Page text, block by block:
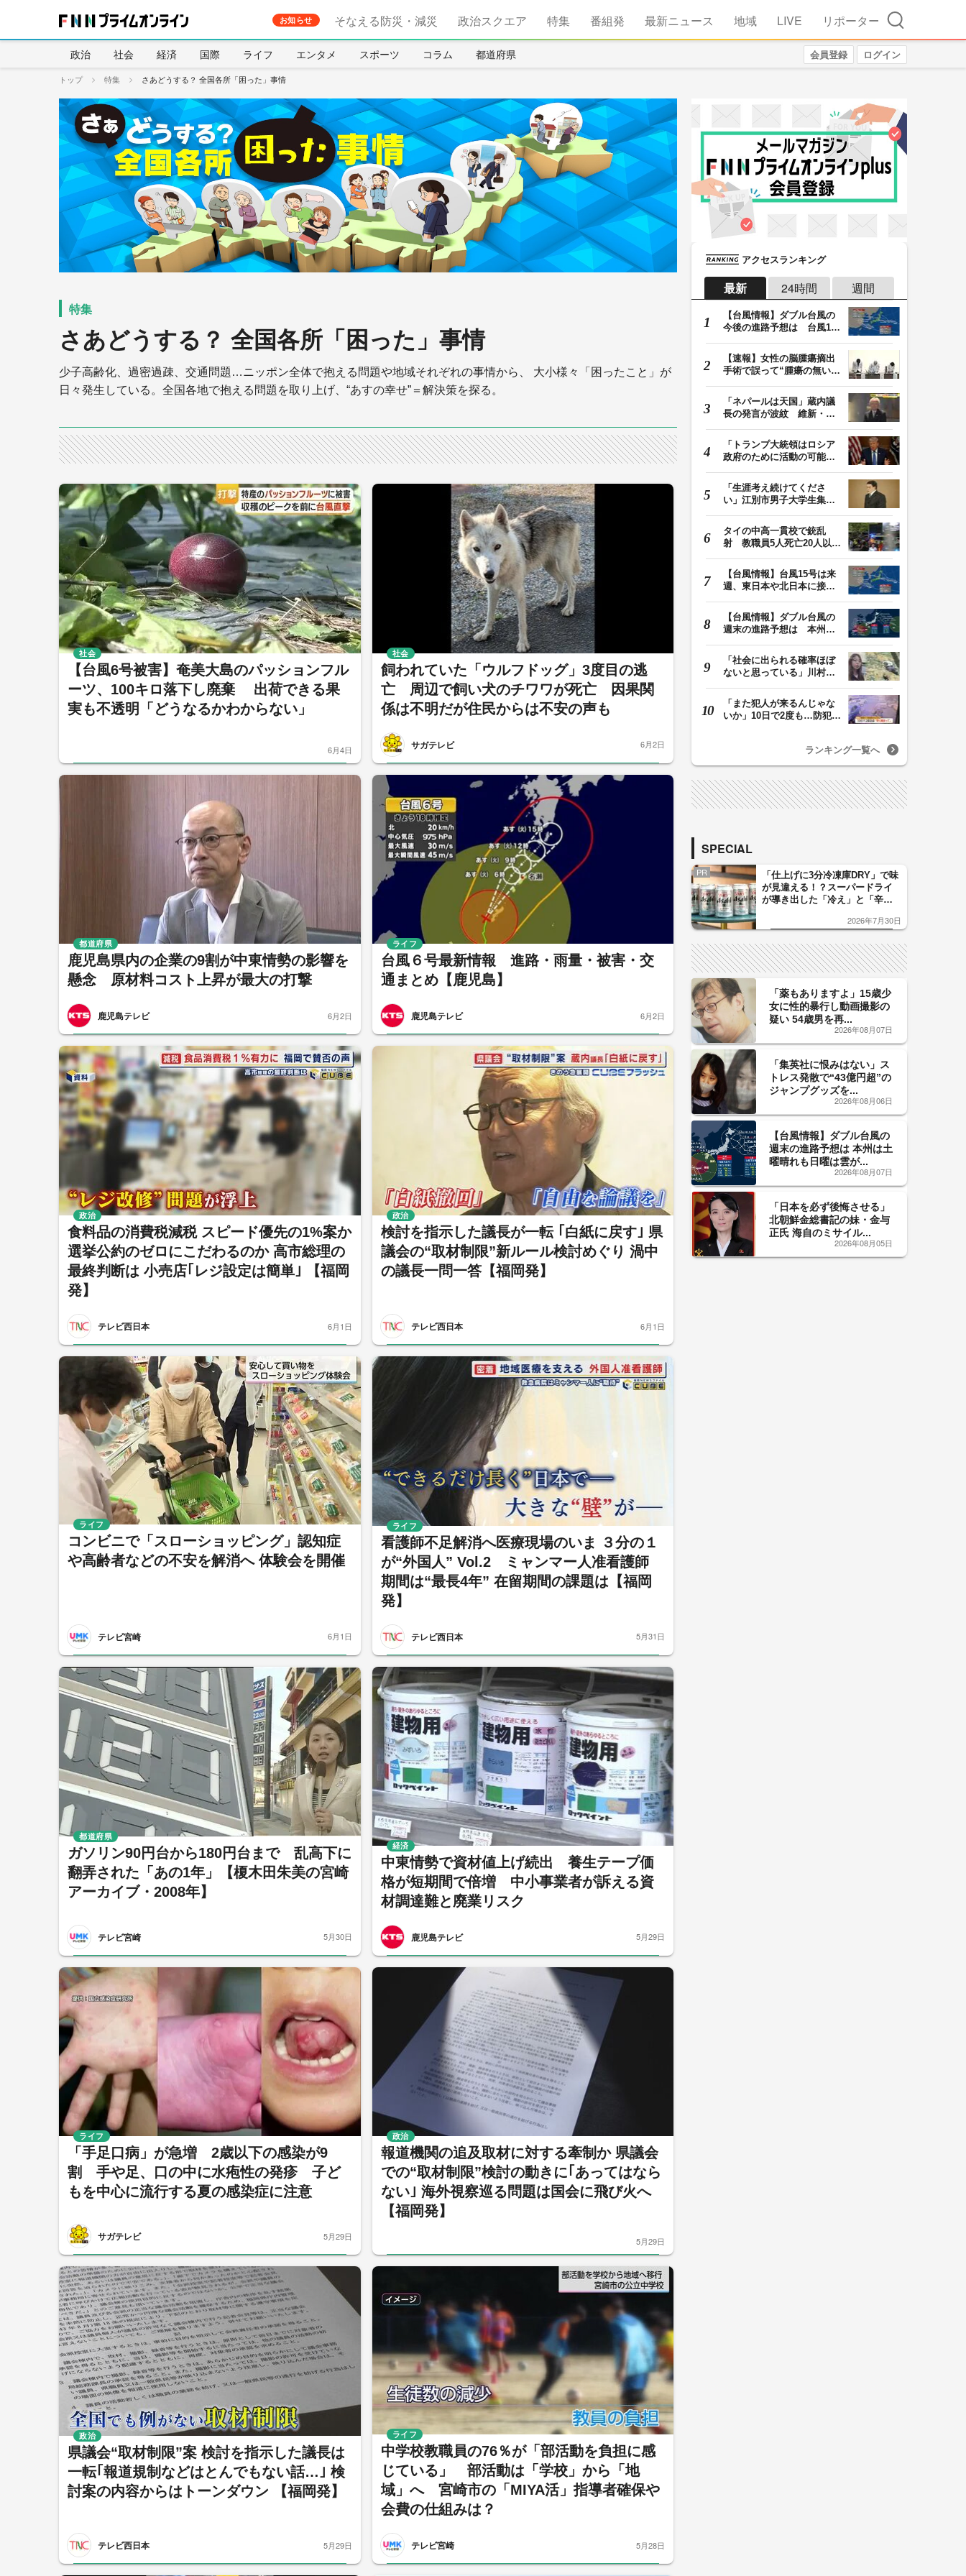
お知らせ そなえる防災・減災 政治スクエア 特集 番組発 最新ニュース 地域 LIVE リポーター 検索
政治 社会 経済 国際 ライフ エンタメ スポーツ コラム 都道府県 会員登録 ログイン
トップ 特集 さあどうする？ 全国各所「困った」事情
さあどうする？ 全国各所「困った」事情
少子高齢化、過密過疎、交通問題…ニッポン全体で抱える問題や地域それぞれの事情から、 大小様々「困ったこと」が
日々発生している。全国各地で抱える問題を取り上げ、“あすの幸せ”＝解決策を探る。
【台風6号被害】奄美大島のパッションフル
ーツ、100キロ落下し廃棄 出荷できる果
実も不透明「どうなるかわからない」
社会
6月4日
飼われていた「ウルフドッグ」3度目の逃
亡 周辺で飼い犬のチワワが死亡 因果関
係は不明だが住民からは不安の声も
サガテレビ
社会
6月2日
鹿児島県内の企業の9割が中東情勢の影響を
懸念 原材料コスト上昇が最大の打撃
鹿児島テレビ
都道府県
6月2日
台風６号最新情報 進路・雨量・被害・交
通まとめ【鹿児島】
鹿児島テレビ
ライフ
6月2日
食料品の消費税減税 スピード優先の1%案か
選挙公約のゼロにこだわるのか 高市総理の
最終判断は 小売店｢レジ設定は簡単｣ 【福岡
発】
テレビ西日本
政治
6月1日
検討を指示した議長が一転 ｢白紙に戻す｣ 県
議会の“取材制限”新ルール検討めぐり 渦中
の議長一問一答【福岡発】
テレビ西日本
政治
6月1日
コンビニで「スローショッピング」認知症
や高齢者などの不安を解消へ 体験会を開催
テレビ宮崎
ライフ
6月1日
看護師不足解消へ医療現場のいま ３分の１
が“外国人” Vol.2 ミャンマー人准看護師
期間は“最長4年” 在留期間の課題は【福岡
発】
テレビ西日本
ライフ
5月31日
ガソリン90円台から180円台まで 乱高下に
翻弄された「あの1年」【榎木田朱美の宮崎
アーカイブ・2008年】
テレビ宮崎
都道府県
5月30日
中東情勢で資材値上げ続出 養生テープ価
格が短期間で倍増 中小事業者が訴える資
材調達難と廃業リスク
鹿児島テレビ
経済
5月29日
「手足口病」が急増 2歳以下の感染が9
割 手や足、口の中に水疱性の発疹 子ど
もを中心に流行する夏の感染症に注意
サガテレビ
ライフ
5月29日
報道機関の追及取材に対する牽制か 県議会
での“取材制限”検討の動きに｢あってはなら
ない｣ 海外視察巡る問題は国会に飛び火へ
【福岡発】
政治
5月29日
県議会“取材制限”案 検討を指示した議長は
一転｢報道規制などはとんでもない話…｣ 検
討案の内容からはトーンダウン 【福岡発】
テレビ西日本
政治
5月29日
中学校教職員の76％が「部活動を負担に感
じている」 部活動は「学校」から「地
域」へ 宮崎市の「MIYA活」指導者確保や
会費の仕組みは？
テレビ宮崎
ライフ
5月28日
アクセスランキング
最新 24時間 週間
【台風情報】ダブル台風の
今後の進路予想は 台風13
【速報】女性の脳腫瘍摘出
手術で誤って“腫瘍の無い部
「ネパールは天国」蔵内議
長の発言が波紋 維新・吉
「トランプ大統領はロシア
政府のために活動の可能
「生涯考え続けてくださ
い」江別市男子大学生集団
タイの中高一貫校で銃乱
射 教職員5人死亡20人以上
【台風情報】台風15号は来
週、東日本や北日本に接近
【台風情報】ダブル台風の
週末の進路予想は 本州は
「社会に出られる確率ほぼ
ないと思っている」川村葉
「また犯人が来るんじゃな
いか」10日で2度も…防犯カ
ランキング一覧へ
SPECIAL
PR
「仕上げに3分冷凍庫DRY」で味
が見違える！？スーパードライ
が導き出した「冷え」と「辛
した「辛口カーブ」が飲み頃の
2026年7月30日
「薬もありますよ」15歳少
女に性的暴行し動画撮影の
疑い 54歳男を再...
2026年08月07日
「集英社に恨みはない」ス
トレス発散で“43億円超”の
ジャンプグッズを...
2026年08月06日
【台風情報】ダブル台風の
週末の進路予想は 本州は土
曜晴れも日曜は雲が...
2026年08月07日
「日本を必ず後悔させる」
北朝鮮金総書記の妹・金与
正氏 海自のミサイル...
2026年08月05日